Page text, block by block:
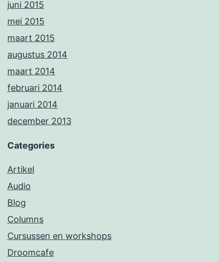
juni 2015
mei 2015
maart 2015
augustus 2014
maart 2014
februari 2014
januari 2014
december 2013
Categories
Artikel
Audio
Blog
Columns
Cursussen en workshops
Droomcafe